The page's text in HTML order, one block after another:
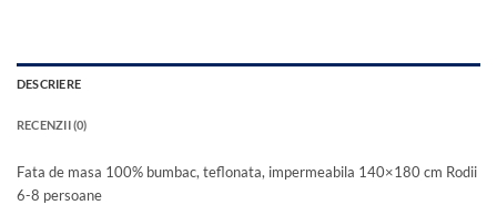
DESCRIERE
RECENZII (0)
Fata de masa 100% bumbac, teflonata, impermeabila 140×180 cm Rodii
6-8 persoane